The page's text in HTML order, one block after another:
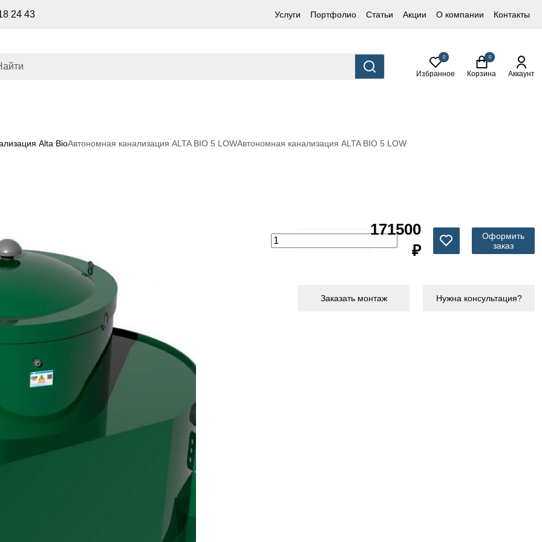
24 43 Услуги Портфолио Статьи Акции О компании Контакты
0
Избранное
0
Корзина Аккаунт
Alta BioАвтономная канализация ALTA BIO 5 LOWАвтономная канализация ALTA BIO 5 LOW
171500
₽
Оформить
заказ
Заказать монтаж Нужна консультация?